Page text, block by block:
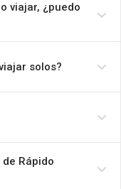
viajar, ¿puedo
solos?
Rápido